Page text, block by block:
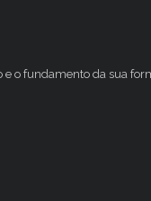
e o fundamento da sua